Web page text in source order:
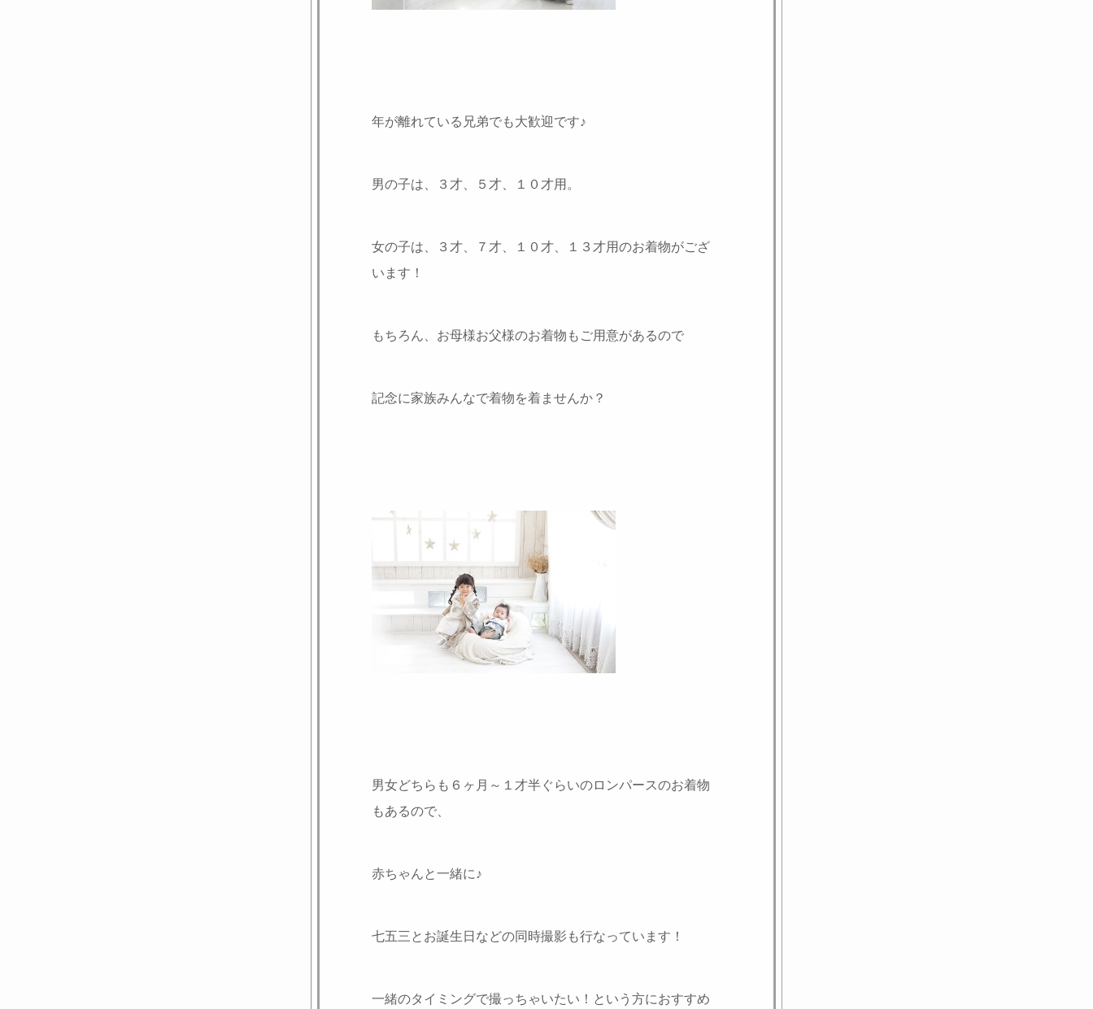
年が離れている兄弟でも大歓迎です♪
男の子は、３才、５才、１０才用。
女の子は、３才、７才、１０才、１３才用のお着物がござ
います！
もちろん、お母様お父様のお着物もご用意があるので
記念に家族みんなで着物を着ませんか？
男女どちらも６ヶ月～１才半ぐらいのロンパースのお着物
もあるので、
赤ちゃんと一緒に♪
七五三とお誕生日などの同時撮影も行なっています！
一緒のタイミングで撮っちゃいたい！という方におすすめ